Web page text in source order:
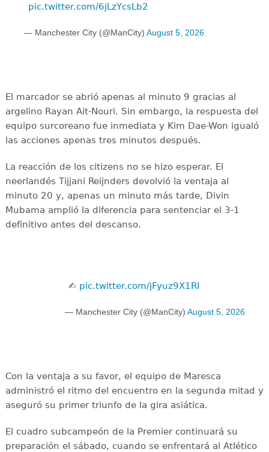
pic.twitter.com/6jLzYcsLb2
— Manchester City (@ManCity) August 5, 2026
El marcador se abrió apenas al minuto 9 gracias al
argelino Rayan Ait-Nouri. Sin embargo, la respuesta del
equipo surcoreano fue inmediata y Kim Dae-Won igualó
las acciones apenas tres minutos después.
La reacción de los citizens no se hizo esperar. El
neerlandés Tijjani Reijnders devolvió la ventaja al
minuto 20 y, apenas un minuto más tarde, Divin
Mubama amplió la diferencia para sentenciar el 3-1
definitivo antes del descanso.
✍️ pic.twitter.com/jFyuz9X1RI
— Manchester City (@ManCity) August 5, 2026
Con la ventaja a su favor, el equipo de Maresca
administró el ritmo del encuentro en la segunda mitad y
aseguró su primer triunfo de la gira asiática.
El cuadro subcampeón de la Premier continuará su
preparación el sábado, cuando se enfrentará al Atlético